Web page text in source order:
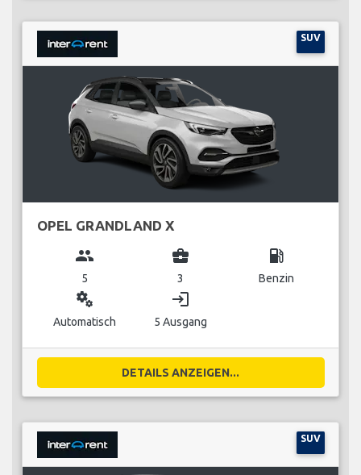
SUV
OPEL GRANDLAND X
group
5
business_center
3
local_gas_station
Benzin
miscellaneous_services
Automatisch
login
5 Ausgang
DETAILS ANZEIGEN...
SUV